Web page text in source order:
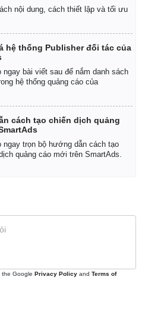
nội dung, cách thiết lập và tối ưu
hệ thống Publisher đối tác của
ngay bài viết sau để nắm danh sách
hệ thống quảng cáo của
cách tạo chiến dịch quảng
ngay trọn bộ hướng dẫn cách tạo
quảng cáo mới trên SmartAds.
the Google Privacy Policy and Terms of